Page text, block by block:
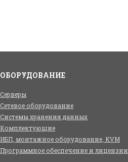
ОБОРУДОВАНИЕ
Серверы
Сетевое оборудование
Системы хранения данных
Комплектующие
ИБП, монтажное оборудование, KVM
Программное обеспечение и лицензии